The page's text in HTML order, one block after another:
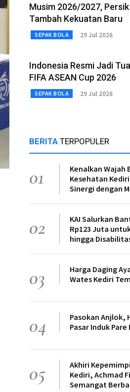
Musim 2026/2027,
Tambah Kekuatan Baru
SEPAK BOLA 29 Jul 2026
Indonesia Resmi Jadi
FIFA ASEAN Cup 2026
SEPAK BOLA 29 Jul 2026
BERITA TERPOPULER
01
Kenalkan Wajah
Kesehatan
Sinergi dengan
02
KAI Salurkan
Rp123 Juta
hingga
03
Harga Daging
Wates Kediri
04
Pasokan Anjlok,
Pasar Induk Pare
05
Akhiri
Kediri, Achmad
Semangat